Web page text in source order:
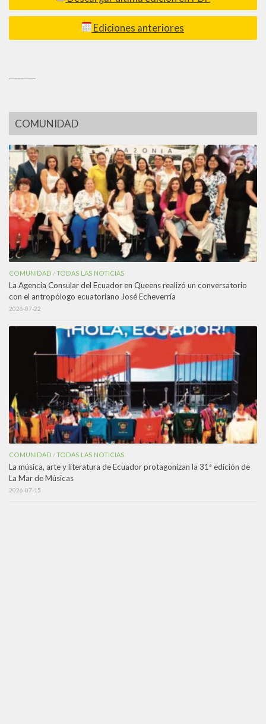
Ediciones anteriores
COMUNIDAD
COMUNIDAD /TODAS LAS NOTICIAS
La Agencia Consular del Ecuador en Queens realizó un conversatorio
con el antropólogo ecuatoriano José Echeverría
2026-07-22
COMUNIDAD /TODAS LAS NOTICIAS
La música, arte y literatura de Ecuador protagonizan la 31ª edición de
La Mar de Músicas
2026-07-15